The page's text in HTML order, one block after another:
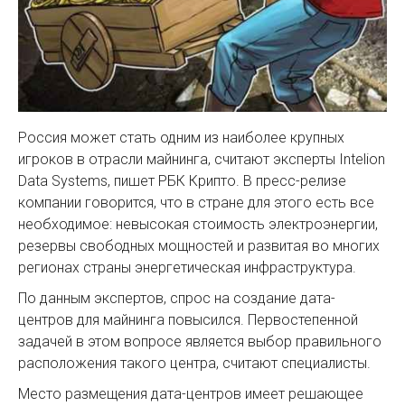
Россия может стать одним из наиболее крупных
игроков в отрасли майнинга, считают эксперты Intelion
Data Systems, пишет РБК Крипто. В пресс-релизе
компании говорится, что в стране для этого есть все
необходимое: невысокая стоимость электроэнергии,
резервы свободных мощностей и развитая во многих
регионах страны энергетическая инфраструктура.
По данным экспертов, спрос на создание дата-
центров для майнинга повысился. Первостепенной
задачей в этом вопросе является выбор правильного
расположения такого центра, считают специалисты.
Место размещения дата-центров имеет решающее